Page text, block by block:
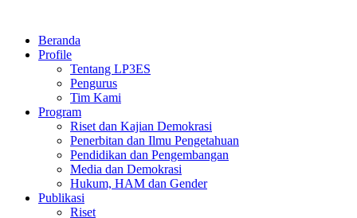
contentBeranda
Profile
Tentang LP3ES
Pengurus
Tim Kami
Program
Riset dan Kajian Demokrasi
Penerbitan dan Ilmu Pengetahuan
Pendidikan dan Pengembangan
Media dan Demokrasi
Hukum, HAM dan Gender
Publikasi
Riset